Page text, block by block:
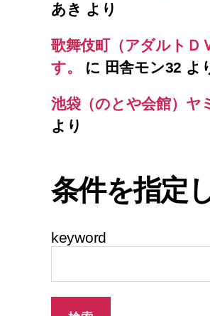
あき より
歌舞伎町（アダルトＤ
す。
に 田舎モン32 よ
池袋（のとや会館）ヤ
より
条件を指定
keyword